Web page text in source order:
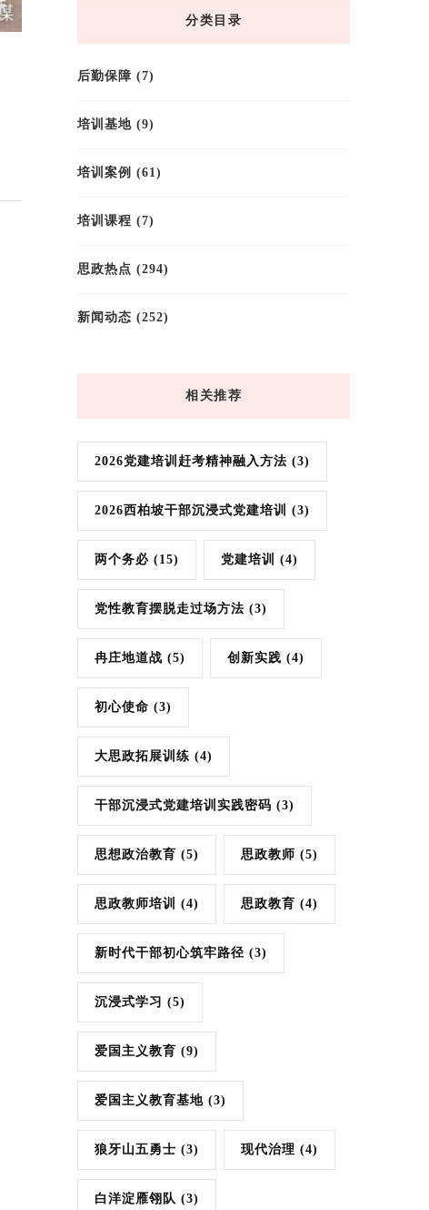
分类目录
后勤保障 (7)
培训基地 (9)
培训案例 (61)
培训课程 (7)
思政热点 (294)
新闻动态 (252)
相关推荐
2026党建培训赶考精神融入方法 (3)
2026西柏坡干部沉浸式党建培训 (3)
两个务必 (15) 党建培训 (4)
党性教育摆脱走过场方法 (3)
冉庄地道战 (5) 创新实践 (4)
初心使命 (3)
大思政拓展训练 (4)
干部沉浸式党建培训实践密码 (3)
思想政治教育 (5) 思政教师 (5)
思政教师培训 (4) 思政教育 (4)
新时代干部初心筑牢路径 (3)
沉浸式学习 (5)
爱国主义教育 (9)
爱国主义教育基地 (3)
狼牙山五勇士 (3) 现代治理 (4)
白洋淀雁翎队 (3)